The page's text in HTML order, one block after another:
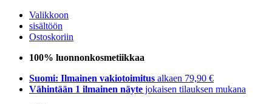
Valikkoon
sisältöön
Ostoskoriin
100% luonnonkosmetiikkaa
Suomi: Ilmainen vakiotoimitus alkaen 79,90 €
Vähintään 1 ilmainen näyte jokaisen tilauksen mukana